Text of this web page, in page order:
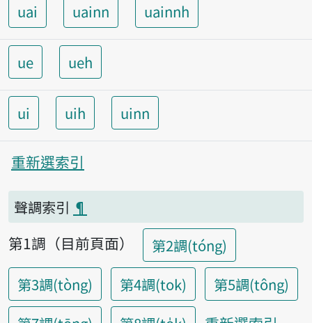
uai uainn uainnh
ue ueh
ui uih uinn
重新選索引
聲調索引 ¶
第1調（目前頁面）
第2調(tóng)
第3調(tòng)
第4調(tok)
第5調(tông)